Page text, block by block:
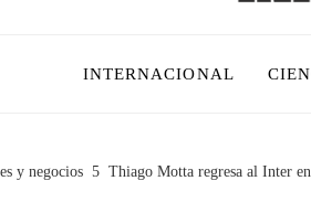
INTERNACIONAL
y negocios Thiago Motta regresa al Inter